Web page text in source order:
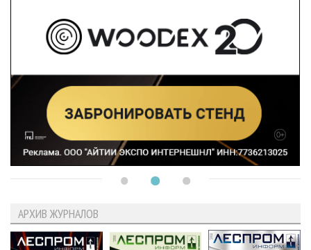
АРХИВ ЖУРНАЛОВ